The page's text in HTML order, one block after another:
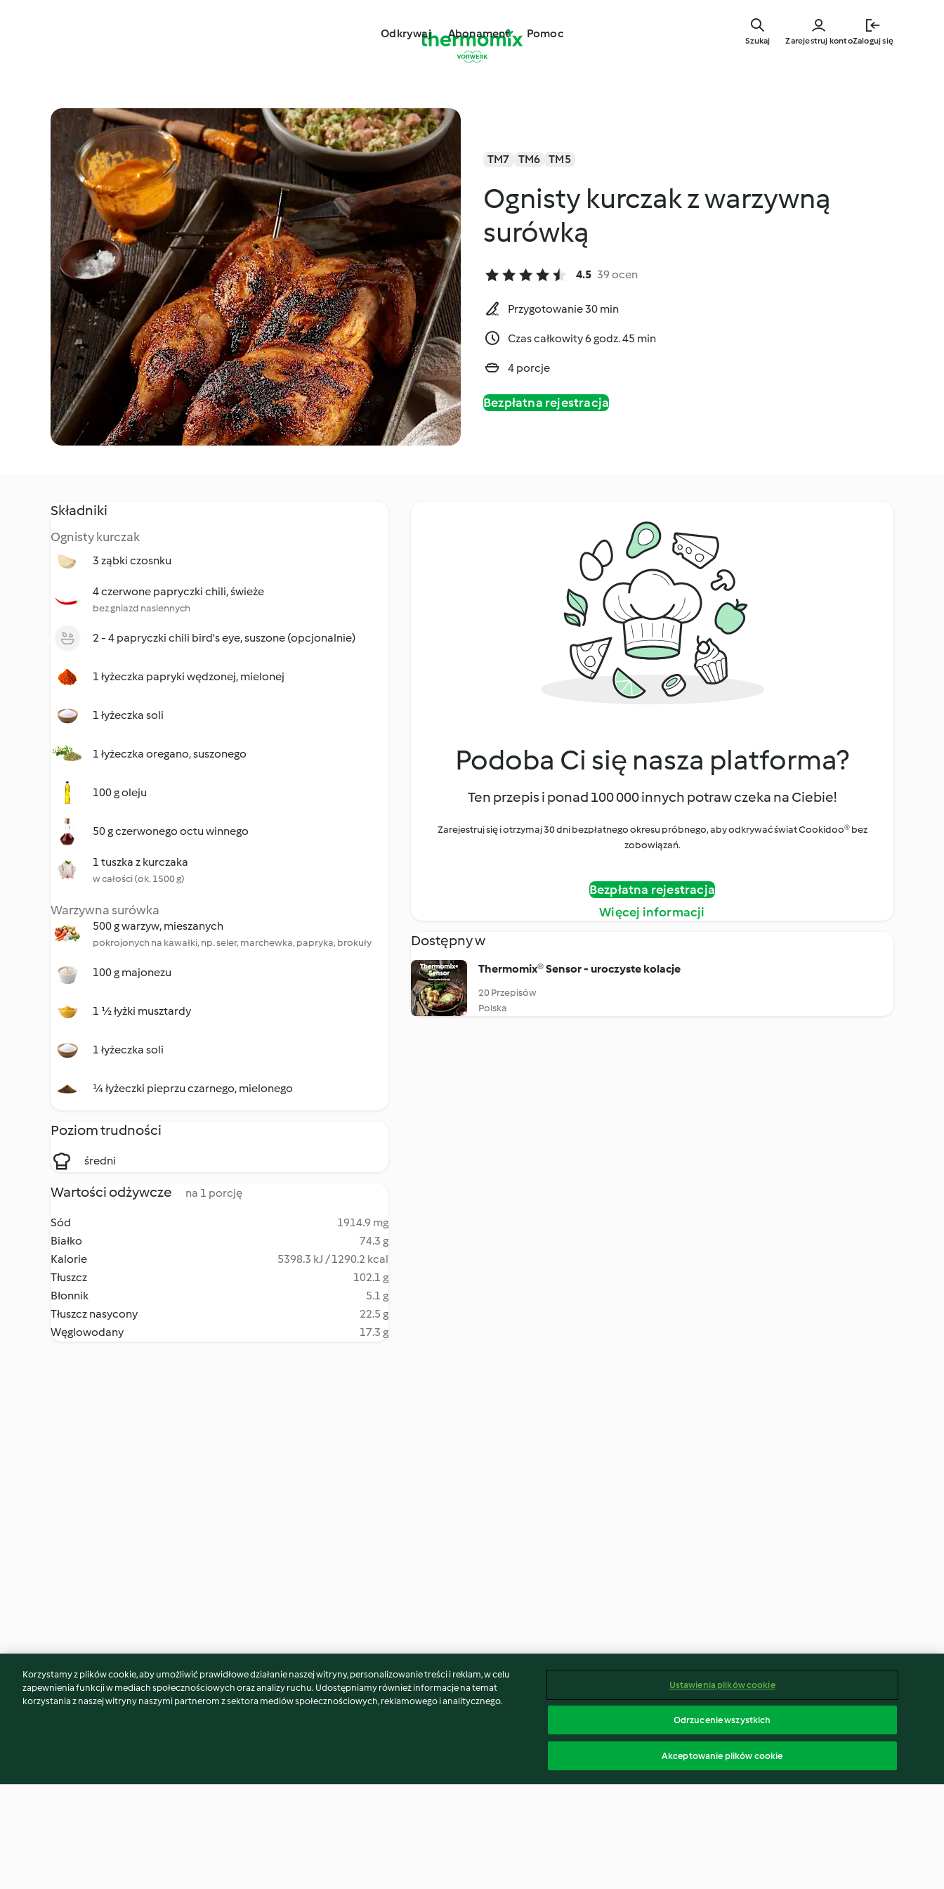
głównej
Odkrywaj Abonament Pomoc
Zarejestruj kontoZaloguj się
Szukaj
TM7 TM6 TM5
Ognisty kurczak z warzywną
surówką
4.5 39 ocen
Przygotowanie 30 min
Czas całkowity 6 godz. 45 min
4 porcje
Bezpłatna rejestracja
Składniki
Ognisty kurczak
3 ząbki czosnku
4 czerwone papryczki chili, świeże
bez gniazd nasiennych
2 - 4 papryczki chili bird's eye, suszone (opcjonalnie)
1 łyżeczka papryki wędzonej, mielonej
1 łyżeczka soli
1 łyżeczka oregano, suszonego
100 g oleju
50 g czerwonego octu winnego
1 tuszka z kurczaka
w całości (ok. 1500 g)
Warzywna surówka
500 g warzyw, mieszanych
pokrojonych na kawałki, np. seler, marchewka, papryka, brokuły
100 g majonezu
1 ½ łyżki musztardy
1 łyżeczka soli
¼ łyżeczki pieprzu czarnego, mielonego
Poziom trudności
średni
Wartości odżywcze na 1 porcję
Sód
1914.9 mg
Białko
74.3 g
Kalorie
5398.3 kJ / 1290.2 kcal
Tłuszcz
102.1 g
Błonnik
5.1 g
Tłuszcz nasycony
22.5 g
Węglowodany
17.3 g
Podoba Ci się nasza platforma?
Ten przepis i ponad 100 000 innych potraw czeka na Ciebie!
Zarejestruj się i otrzymaj 30 dni bezpłatnego okresu próbnego, aby odkrywać świat Cookidoo® bez
zobowiązań.
Bezpłatna rejestracja
Więcej informacji
Dostępny w
Thermomix® Sensor - uroczyste kolacje
20 Przepisów
Polska
Może spodoba Ci się również...
Korzystamy z plików cookie, aby umożliwić prawidłowe działanie naszej witryny, personalizowanie treści i reklam, w celu
zapewnienia funkcji w mediach społecznościowych oraz analizy ruchu. Udostępniamy również informacje na temat
korzystania z naszej witryny naszymi partnerom z sektora mediów społecznościowych, reklamowego i analitycznego.
Ustawienia plików cookie
Odrzucenie wszystkich
Akceptowanie plików cookie